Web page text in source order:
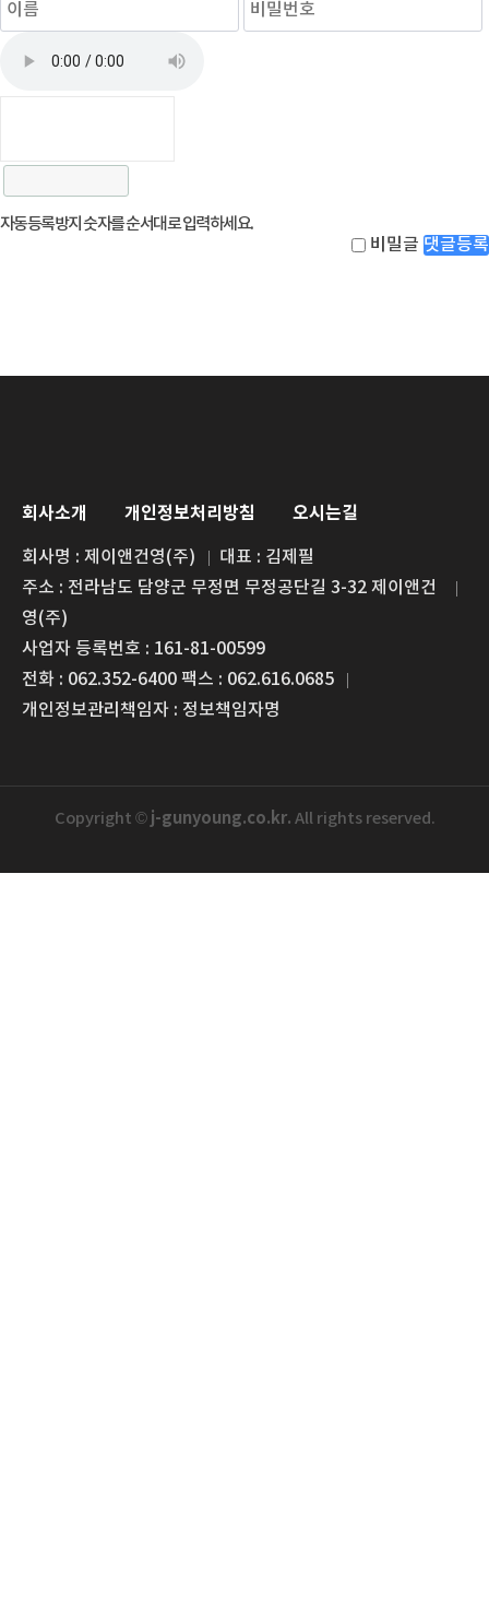
자동등록방지 숫자를 순서대로 입력하세요.
비밀글 댓글등록
회사소개 개인정보처리방침 오시는길
회사명 : 제이앤건영(주)
대표 : 김제필
주소 : 전라남도 담양군 무정면 무정공단길 3-32 제이앤건
영(주)
사업자 등록번호 : 161-81-00599
전화 : 062.352-6400 팩스 : 062.616.0685
개인정보관리책임자 : 정보책임자명
Copyright © j-gunyoung.co.kr. All rights reserved.